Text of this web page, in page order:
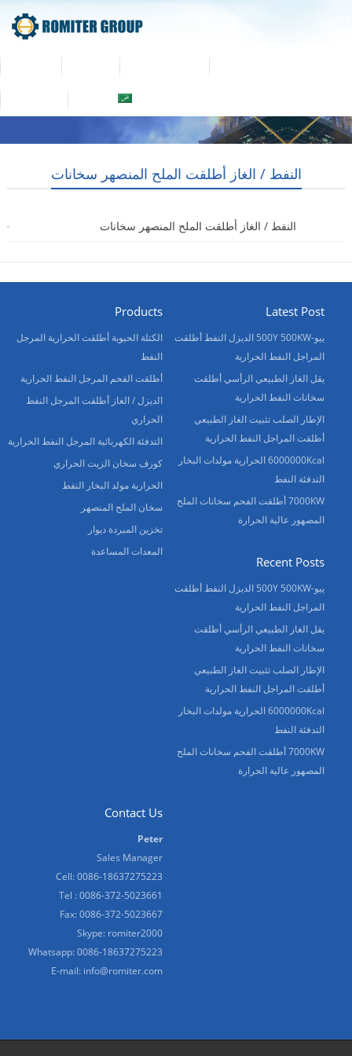
النفط / الغاز أطلقت الملح المنصهر سخانات
النفط / الغاز أطلقت الملح المنصهر سخانات
Products
الكتلة الحيوية أطلقت الحرارية المرجل
النفط
أطلقت الفحم المرجل النفط الحرارية
الديزل / الغاز أطلقت المرجل النفط
الحراري
التدفئة الكهربائية المرجل النفط الحرارية
كوزف سخان الزيت الحراري
الحرارية مولد البخار النفط
سخان الملح المنصهر
تخزين المبردة ديوار
المعدات المساعدة
Latest Post
ييو-500Y 500KW الديزل النفط أطلقت
المراجل النفط الحرارية
يقل الغاز الطبيعي الرأسي أطلقت
سخانات النفط الحرارية
الإطار الصلب تثبيت الغاز الطبيعي
أطلقت المراجل النفط الحرارية
6000000Kcal الحرارية مولدات البخار
التدفئة النفط
7000KW أطلقت الفحم سخانات الملح
المصهور عالية الحرارة
Recent Posts
ييو-500Y 500KW الديزل النفط أطلقت
المراجل النفط الحرارية
يقل الغاز الطبيعي الرأسي أطلقت
سخانات النفط الحرارية
الإطار الصلب تثبيت الغاز الطبيعي
أطلقت المراجل النفط الحرارية
6000000Kcal الحرارية مولدات البخار
التدفئة النفط
7000KW أطلقت الفحم سخانات الملح
المصهور عالية الحرارة
Contact Us
Peter
Sales Manager
Cell: 0086-18637275223
Tel : 0086-372-5023661
Fax: 0086-372-5023667
Skype: romiter2000
Whatsapp:0086-18637275223
E-mail: info@romiter.com